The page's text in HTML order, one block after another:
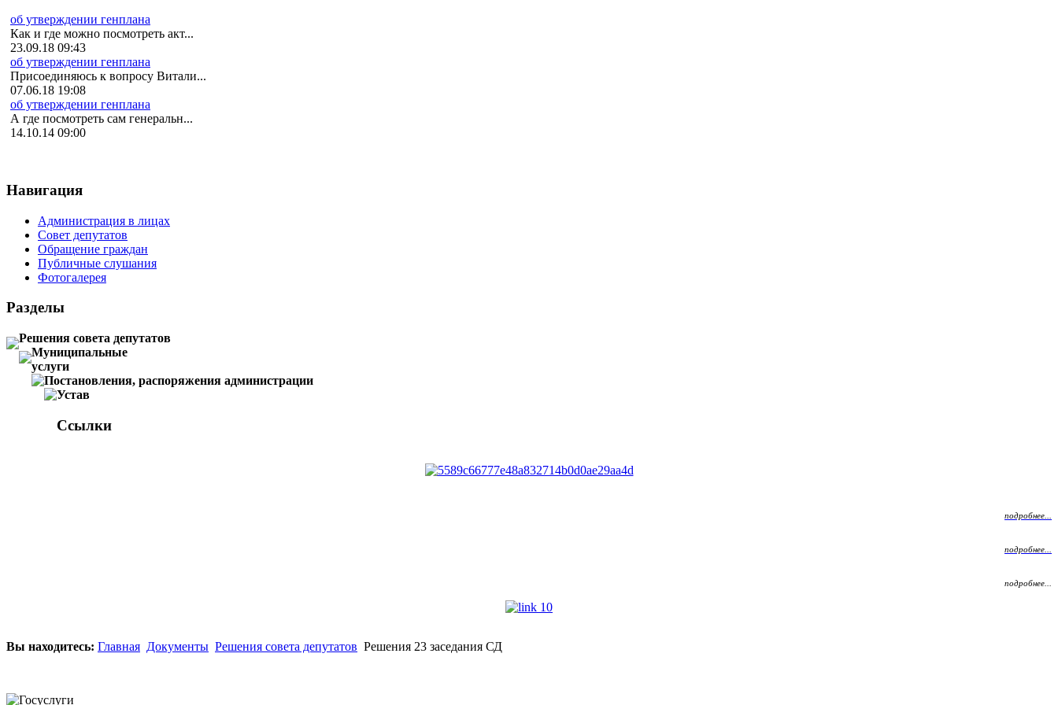
об утверждении генплана
Как и где можно посмотреть акт...
23.09.18 09:43
об утверждении генплана
Присоединяюсь к вопросу Витали...
07.06.18 19:08
об утверждении генплана
А где посмотреть сам генеральн...
14.10.14 09:00
Навигация
Администрация в лицах
Совет депутатов
Обращение граждан
Публичные слушания
Фотогалерея
Разделы
Решения совета депутатов
Муниципальные
услуги
Постановления, распоряжения администрации
Устав
Ссылки
подробнее...
подробнее...
подробнее...
Вы находитесь: Главная Документы Решения совета депутатов Решения 23 заседания СД